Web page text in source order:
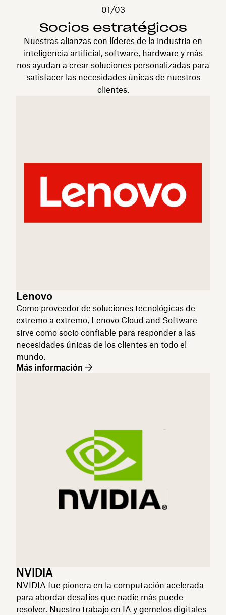
01/03
Socios estratégicos
Nuestras alianzas con líderes de la industria en
inteligencia artificial, software, hardware y más
nos ayudan a crear soluciones personalizadas para
satisfacer las necesidades únicas de nuestros
clientes.
Lenovo
Como proveedor de soluciones tecnológicas de
extremo a extremo, Lenovo Cloud and Software
sirve como socio confiable para responder a las
necesidades únicas de los clientes en todo el
mundo.
Más información
NVIDIA
NVIDIA fue pionera en la computación acelerada
para abordar desafíos que nadie más puede
resolver. Nuestro trabajo en IA y gemelos digitales